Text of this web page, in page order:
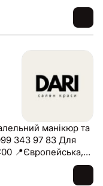
манікюр та
343 97 83 Для
📍Європейська,